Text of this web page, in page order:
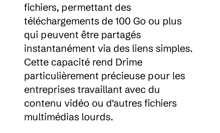
fichiers, permettant des
téléchargements de 100 Go ou plus
qui peuvent être partagés
instantanément via des liens simples.
Cette capacité rend Drime
particulièrement précieuse pour les
entreprises travaillant avec du
contenu vidéo ou d'autres fichiers
multimédias lourds.